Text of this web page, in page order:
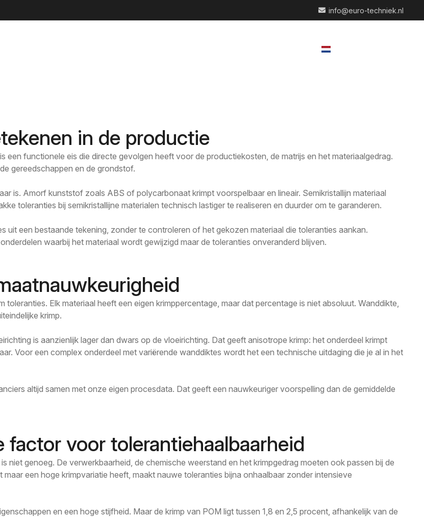
info@euro-techniek.nl
in de productie
een functionele eis die directe gevolgen heeft voor de productiekosten, de matrijs en het materiaalgedrag.
gereedschappen en de grondstof.
is. Amorf kunststof zoals ABS of polycarbonaat krimpt voorspelbaar en lineair. Semikristallijn materiaal
toleranties bij semikristallijne materialen technisch lastiger te realiseren en duurder om te garanderen.
uit een bestaande tekening, zonder te controleren of het gekozen materiaal die toleranties aankan.
waarbij het materiaal wordt gewijzigd maar de toleranties onveranderd blijven.
Elk materiaal heeft een eigen krimppercentage, maar dat percentage is niet absoluut. Wanddikte,
krimp.
is aanzienlijk lager dan dwars op de vloeirichting. Dat geeft anisotrope krimp: het onderdeel krimpt
Voor een complex onderdeel met variërende wanddiktes wordt het een technische uitdaging die je al in het
altijd samen met onze eigen procesdata. Dat geeft een nauwkeuriger voorspelling dan de gemiddelde
factor voor tolerantiehaalbaarheid
niet genoeg. De verwerkbaarheid, de chemische weerstand en het krimpgedrag moeten ook passen bij de
een hoge krimpvariatie heeft, maakt nauwe toleranties bijna onhaalbaar zonder intensieve
en een hoge stijfheid. Maar de krimp van POM ligt tussen 1,8 en 2,5 procent, afhankelijk van de